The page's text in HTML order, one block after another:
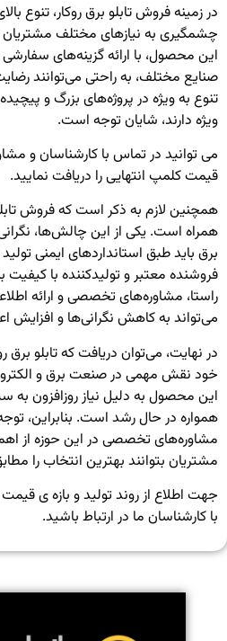
در زمینه فروش تابلو برق روکار، تنوع
چشمگیری به نیازهای مختلف
این محصول، با ارائه گزینه‌های
صنایع مختلف، به راحتی می‌توانند
تنوع به ویژه در پروژه‌های بزرگ و
ویژه دارند، شایان توجه است.
می توانید در تماس با کارشناسان و
قیمت کلمپ انتهاییرا دریافت نمایید.
همچنین لازم به ذکر است که فروش
همراه است. یکی از این چالش‌ها،
برق باید طبق استانداردهای ایمنی
فروشنده معتبر و تولیدکننده با
راستا، مشاوره‌های تخصصی و ارائه
می‌تواند به کاهش نگرانی‌ها و افزایش
در نهایت، می‌توان دریافت که تابلو برق
خود نقش مهمی در صنعت برق و
این محصول به دلیل نیاز روزافزون به
همواره در حال رشد است. بنابراین،
مشاوره‌های تخصصی در این حوزه از
مشتریان بتوانند بهترین انتخاب را
جهت اطلاع از روند تولید و بازه ی قیمت
با کارشناسان ما در ارتباط باشید.